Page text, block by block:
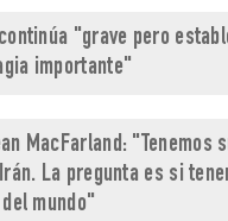
"grave pero
importante"
MacFarland: "Tenemos
La pregunta es si
mundo"